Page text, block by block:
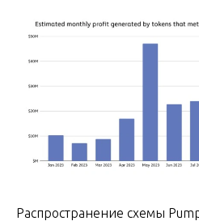
Распространение схемы